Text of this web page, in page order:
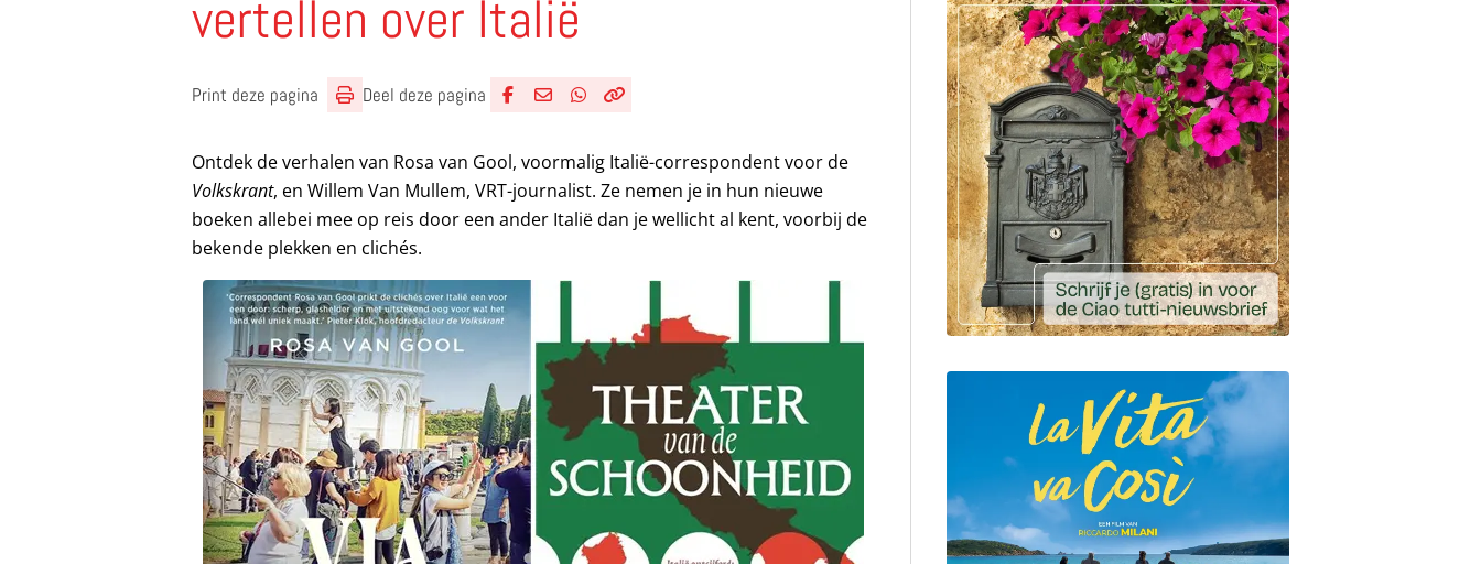
vertellen over Italië
Print deze pagina
Deel deze pagina
Ontdek de verhalen van Rosa van Gool, voormalig Italië-correspondent voor de
Volkskrant, en Willem Van Mullem, VRT-journalist. Ze nemen je in hun nieuwe
boeken allebei mee op reis door een ander Italië dan je wellicht al kent, voorbij de
bekende plekken en clichés.